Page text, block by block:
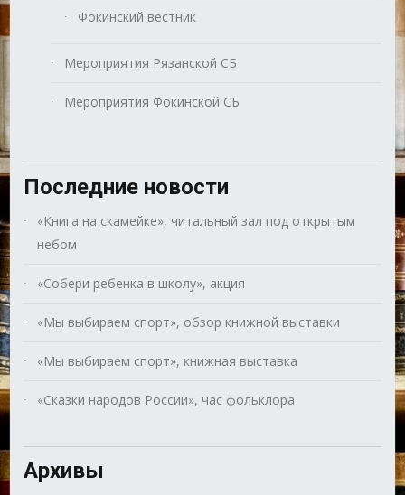
Фокинский вестник
Мероприятия Рязанской СБ
Мероприятия Фокинской СБ
Последние новости
«Книга на скамейке», читальный зал под открытым
небом
«Собери ребенка в школу», акция
«Мы выбираем спорт», обзор книжной выставки
«Мы выбираем спорт», книжная выставка
«Сказки народов России», час фольклора
Архивы